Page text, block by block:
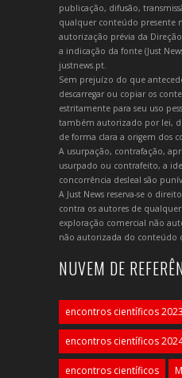
publicação, difusão,
qualquer conteúdo presente
autorização prévia da
a indicação da fonte (Just
justnews.pt.
Sem prejuízo do que
descarregar ou copiar os
estritamente para seu uso
também autorizado por lei,
de forma clara a origem dos
A usurpação, contrafação,
usurpado ou contrafeito, a
concorrência desleal são
A Just News reserva-se o
contra os autores de
exploração comercial não
não autorizada do conteúdo
NUVEM DE
encontros científicos 2023
encontros científicos
encontros científicos